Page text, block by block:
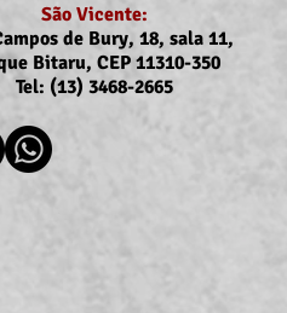
São Vicente:
de Bury, 18, sala 11,
Bitaru, CEP 11310-350
Tel: (13) 3468-2665